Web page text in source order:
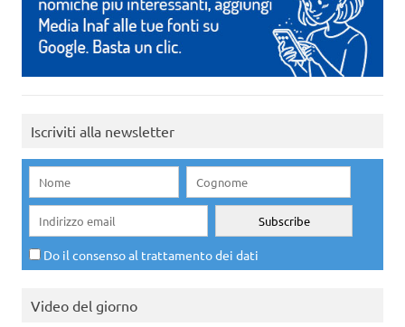
Iscriviti alla newsletter
Do il consenso al trattamento dei dati
Video del giorno